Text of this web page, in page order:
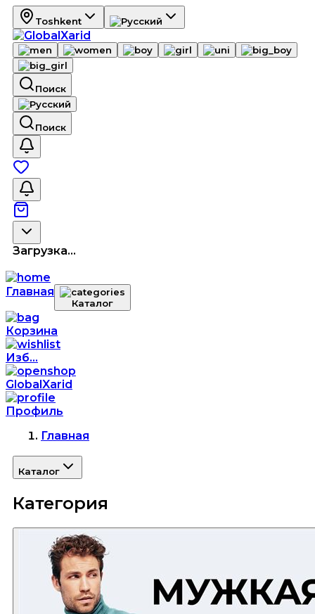
Toshkent
Поиск
Поиск
Загрузка...
Главная
Каталог
Корзина
Изб...
GlobalXarid
Профиль
Главная
Каталог
Категория